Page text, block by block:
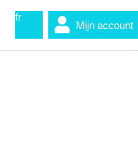
fr
Mijn account